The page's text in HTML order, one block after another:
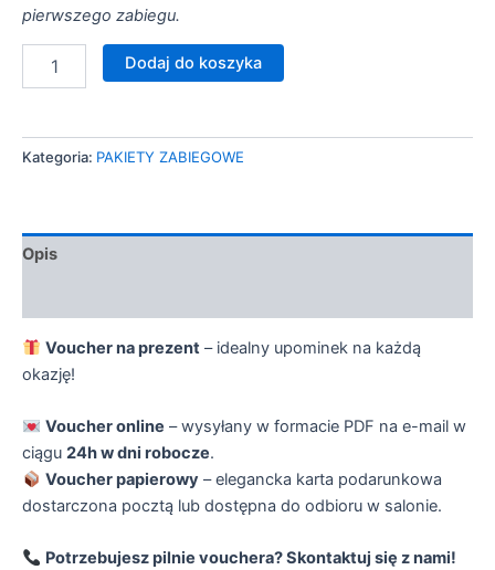
pierwszego zabiegu.
PAKIET
Radiofrekwencja
mikroigłowa
Dodaj do koszyka
Kategoria: PAKIETY ZABIEGOWE
Opis
Voucher na prezent– idealny upominek na każdą
okazję!
Voucher online – wysyłany w formacie PDF na e-mail w
ciągu 24h w dni robocze.
Voucher papierowy – elegancka karta podarunkowa
dostarczona pocztą lub dostępna do odbioru w salonie.
Potrzebujesz pilnie vouchera? Skontaktuj się z nami!